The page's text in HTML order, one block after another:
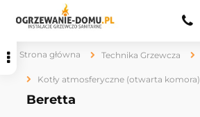
Strona główna Technika Grzewcza
Kotły atmosferyczne (otwarta komora)
Beretta